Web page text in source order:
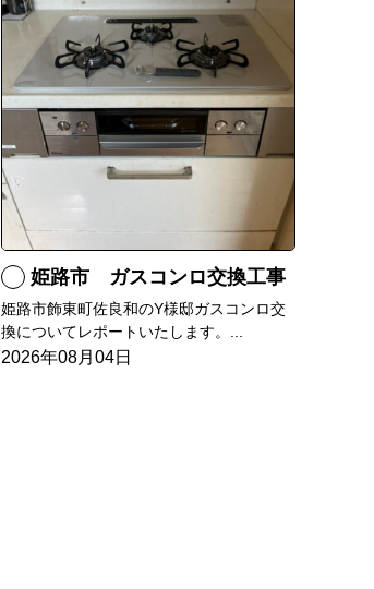
姫路市 ガスコンロ交換工事
姫路市飾東町佐良和のY様邸ガスコンロ交
換についてレポートいたします。...
2026年08月04日